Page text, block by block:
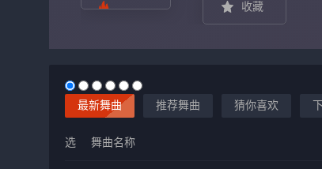
收藏
最新舞曲 推荐舞曲 猜你喜欢
选 舞曲名称